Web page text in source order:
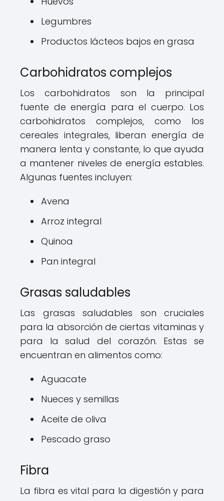
Legumbres
Productos lácteos bajos en grasa
Carbohidratos complejos
Los carbohidratos son la principal
fuente de energía para el cuerpo. Los
carbohidratos complejos, como los
cereales integrales, liberan energía de
manera lenta y constante, lo que ayuda
a mantener niveles de energía estables.
Algunas fuentes incluyen:
Avena
Arroz integral
Quinoa
Pan integral
Grasas saludables
Las grasas saludables son cruciales
para la absorción de ciertas vitaminas y
para la salud del corazón. Estas se
encuentran en alimentos como:
Aguacate
Nueces y semillas
Aceite de oliva
Pescado graso
Fibra
La fibra es vital para la digestión y para